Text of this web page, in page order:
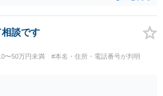
ままで胸を触って欲しい、などの要望を
円程度)の電子マネーを送信してしまいま
と区を教えてと言われたので教えたりと
た。 というやりとりは、青少年条例違反
ります。18歳未満と知らなくても処罰可
談です
〜50万円未満 #本名・住所・電話番号が判明